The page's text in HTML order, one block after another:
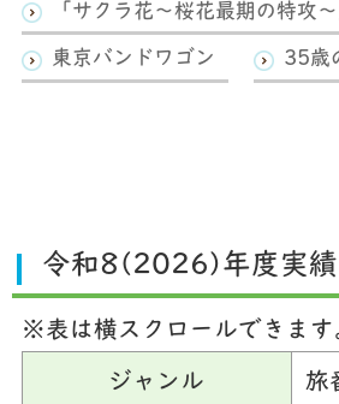
「サクラ花～桜花最期の特攻～
東京バンドワゴン 35歳
令和8(2026)年度実績
※表は横スクロールできます
ジャンル 旅